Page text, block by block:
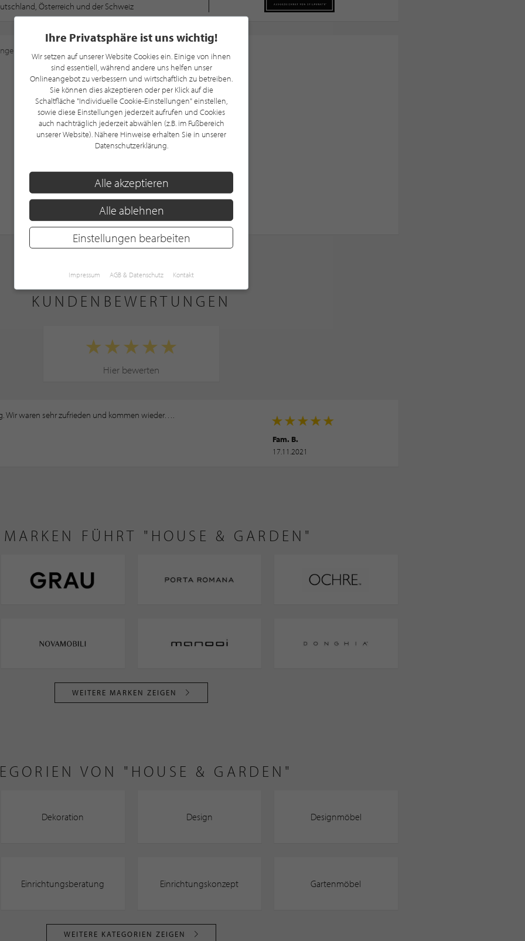
Österreich und der Schweiz
KUNDENBEWERTUNGEN
Hier bewerten
Wir waren sehr zufrieden und kommen wieder….
Fam. B.
17.11.2021
MARKEN FÜHRT "HOUSE & GARDEN"
WEITERE MARKEN ZEIGEN
VON "HOUSE & GARDEN"
Dekoration Design Designmöbel
Einrichtungsberatung Einrichtungskonzept Gartenmöbel
WEITERE KATEGORIEN ZEIGEN
Ihre Privatsphäre ist uns wichtig!
Wir setzen auf unserer Website Cookies ein. Einige von ihnen
sind essentiell, während andere uns helfen unser
Onlineangebot zu verbessern und wirtschaftlich zu betreiben.
Sie können dies akzeptieren oder per Klick auf die
Schaltfläche "Individuelle Cookie-Einstellungen" einstellen,
sowie diese Einstellungen jederzeit aufrufen und Cookies
auch nachträglich jederzeit abwählen (z.B. im Fußbereich
unserer Website). Nähere Hinweise erhalten Sie in unserer
Datenschutzerklärung.
Alle akzeptieren
Alle ablehnen
Einstellungen bearbeiten
Impressum AGB & Datenschutz Kontakt